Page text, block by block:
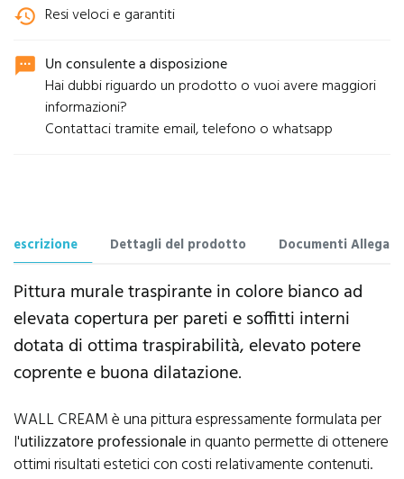
history Resi veloci e garantiti
sms Un consulente a disposizione
Hai dubbi riguardo un prodotto o vuoi avere maggiori
informazioni?
Contattaci tramite email, telefono o whatsapp
Descrizione Dettagli del prodotto Documenti Allegati
Pittura murale traspirante in colore bianco ad
elevata copertura per pareti e soffitti interni
dotata di ottima traspirabilità, elevato potere
coprente e buona dilatazione.
WALL CREAM è una pittura espressamente formulata per
l'utilizzatore professionalein quanto permette di ottenere
ottimi risultati estetici con costi relativamente contenuti.